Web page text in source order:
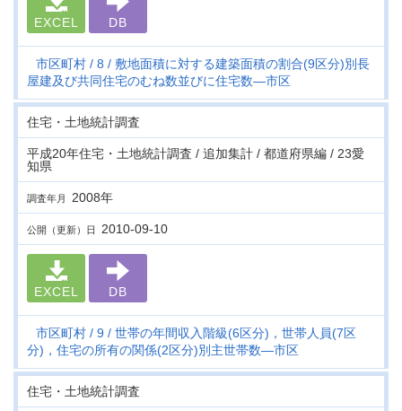
EXCEL DB
市区町村 8
敷地面積に対する建築面積の割合(9区分)別長
屋建及び共同住宅のむね数並びに住宅数―市区
住宅・土地統計調査
平成20年住宅・土地統計調査 / 追加集計 / 都道府県編 / 23愛
知県
調査年月 2008年
公開（更新）日 2010-09-10
EXCEL DB
市区町村 9
世帯の年間収入階級(6区分)，世帯人員(7区
分)，住宅の所有の関係(2区分)別主世帯数―市区
住宅・土地統計調査